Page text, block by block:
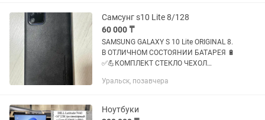
работы с 10:00 до 00;00...
Самсунг s10 Lite 8/128
60 000 ₸
SAMSUNG GALAXY S 10 Lite ORIGINAL 8.
В ОТЛИЧНОМ СОСТОЯНИИ БАТАРЕЯ 🔋
✅💪КОМПЛЕКТ СТЕКЛО ЧЕХОЛ
ДОСТАВКА ГАРАНТИЯ
Уральск, позавчера
Ноутбуки